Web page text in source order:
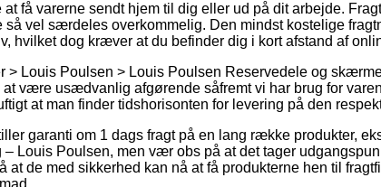
at få varerne sendt hjem til dig eller ud på dit arbejde.
så vel særdeles overkommelig. Den mindst kostelige
hvilket dog kræver at du befinder dig i kort afstand af
> Louis Poulsen > Louis Poulsen Reservedele og
være usædvanlig afgørende såfremt vi har brug for
at man finder tidshorisonten for levering på den
garanti om 1 dags fragt på en lang række produkter,
Louis Poulsen, men vær obs på at det tager
at de med sikkerhed kan nå at få produkterne hen til